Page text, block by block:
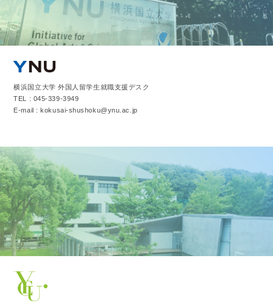
横浜国立大学 外国人留学生就職支援デスク
TEL : 045-339-3949
E-mail : kokusai-shushoku@ynu.ac.jp